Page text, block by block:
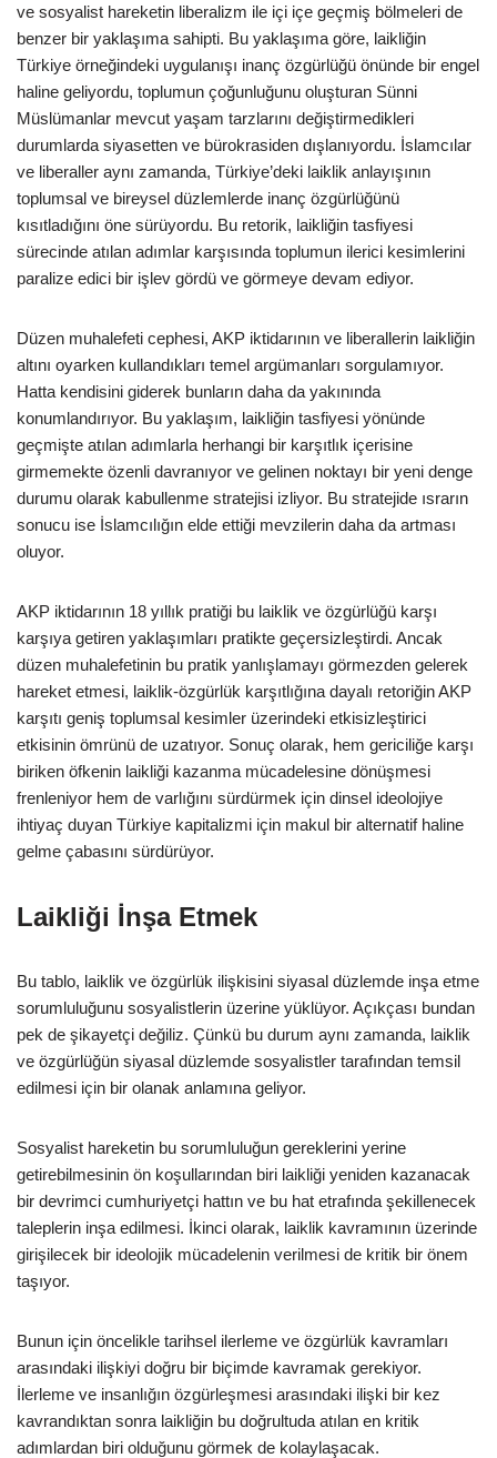
ve sosyalist hareketin liberalizm ile içi içe geçmiş bölmeleri de
benzer bir yaklaşıma sahipti. Bu yaklaşıma göre, laikliğin
Türkiye örneğindeki uygulanışı inanç özgürlüğü önünde bir engel
haline geliyordu, toplumun çoğunluğunu oluşturan Sünni
Müslümanlar mevcut yaşam tarzlarını değiştirmedikleri
durumlarda siyasetten ve bürokrasiden dışlanıyordu. İslamcılar
ve liberaller aynı zamanda, Türkiye’deki laiklik anlayışının
toplumsal ve bireysel düzlemlerde inanç özgürlüğünü
kısıtladığını öne sürüyordu. Bu retorik, laikliğin tasfiyesi
sürecinde atılan adımlar karşısında toplumun ilerici kesimlerini
paralize edici bir işlev gördü ve görmeye devam ediyor.
Düzen muhalefeti cephesi, AKP iktidarının ve liberallerin laikliğin
altını oyarken kullandıkları temel argümanları sorgulamıyor.
Hatta kendisini giderek bunların daha da yakınında
konumlandırıyor. Bu yaklaşım, laikliğin tasfiyesi yönünde
geçmişte atılan adımlarla herhangi bir karşıtlık içerisine
girmemekte özenli davranıyor ve gelinen noktayı bir yeni denge
durumu olarak kabullenme stratejisi izliyor. Bu stratejide ısrarın
sonucu ise İslamcılığın elde ettiği mevzilerin daha da artması
oluyor.
AKP iktidarının 18 yıllık pratiği bu laiklik ve özgürlüğü karşı
karşıya getiren yaklaşımları pratikte geçersizleştirdi. Ancak
düzen muhalefetinin bu pratik yanlışlamayı görmezden gelerek
hareket etmesi, laiklik-özgürlük karşıtlığına dayalı retoriğin AKP
karşıtı geniş toplumsal kesimler üzerindeki etkisizleştirici
etkisinin ömrünü de uzatıyor. Sonuç olarak, hem gericiliğe karşı
biriken öfkenin laikliği kazanma mücadelesine dönüşmesi
frenleniyor hem de varlığını sürdürmek için dinsel ideolojiye
ihtiyaç duyan Türkiye kapitalizmi için makul bir alternatif haline
gelme çabasını sürdürüyor.
Laikliği İnşa Etmek
Bu tablo, laiklik ve özgürlük ilişkisini siyasal düzlemde inşa etme
sorumluluğunu sosyalistlerin üzerine yüklüyor. Açıkçası bundan
pek de şikayetçi değiliz. Çünkü bu durum aynı zamanda, laiklik
ve özgürlüğün siyasal düzlemde sosyalistler tarafından temsil
edilmesi için bir olanak anlamına geliyor.
Sosyalist hareketin bu sorumluluğun gereklerini yerine
getirebilmesinin ön koşullarından biri laikliği yeniden kazanacak
bir devrimci cumhuriyetçi hattın ve bu hat etrafında şekillenecek
taleplerin inşa edilmesi. İkinci olarak, laiklik kavramının üzerinde
girişilecek bir ideolojik mücadelenin verilmesi de kritik bir önem
taşıyor.
Bunun için öncelikle tarihsel ilerleme ve özgürlük kavramları
arasındaki ilişkiyi doğru bir biçimde kavramak gerekiyor.
İlerleme ve insanlığın özgürleşmesi arasındaki ilişki bir kez
kavrandıktan sonra laikliğin bu doğrultuda atılan en kritik
adımlardan biri olduğunu görmek de kolaylaşacak.